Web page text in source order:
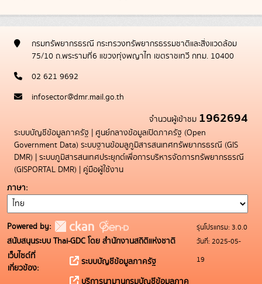
กรมทรัพยากรธรณี กระทรวงทรัพยากรธรรมชาติและสิ่งแวดล้อม
75/10 ถ.พระรามที่6 แขวงทุ่งพญาไท เขตราชเทวี กทม. 10400
02 621 9692
infosector@dmr.mail.go.th
จำนวนผู้เข้าชม 1962694
ระบบบัญชีข้อมูลภาครัฐ | ศูนย์กลางข้อมูลเปิดภาครัฐ (Open
Government Data) ระบบฐานข้อมลูภูมิสารสนเทศทรัพยากรธรณี (GIS
DMR) | ระบบภูมิสารสนเทศประยุกต์เพื่อการบริหารจัดการทรัพยากรธรณี
(GISPORTAL DMR) | คู่มือผู้ใช้งาน
ภาษา
Powered by:
สนับสนุนระบบ Thai-GDC โดย สำนักงานสถิติแห่งชาติ
เว็บไซต์ที่
เกี่ยวข้อง:
ระบบบัญชีข้อมูลภาครัฐ
บริการนามานุกรมบัญชีข้อมูลภาค
รุ่นโปรแกรม: 3.0.0
วันที่: 2025-05-
19